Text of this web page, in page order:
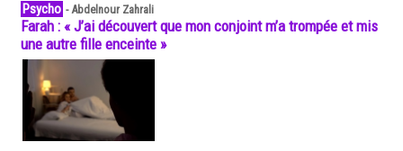
Psycho -Abdelnour Zahrali
Farah : « J’ai découvert que mon conjoint m’a trompée et mis
une autre fille enceinte »